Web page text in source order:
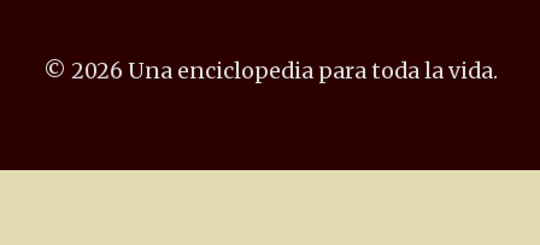
© 2026 Una enciclopedia para toda la vida.